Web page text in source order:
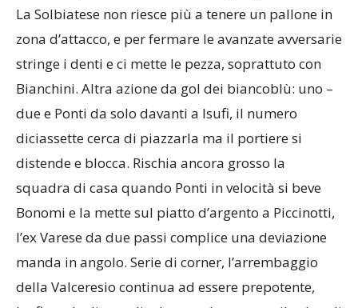
La Solbiatese non riesce più a tenere un pallone in
zona d’attacco, e per fermare le avanzate avversarie
stringe i denti e ci mette le pezza, soprattuto con
Bianchini. Altra azione da gol dei biancoblù: uno –
due e Ponti da solo davanti a Isufi, il numero
diciassette cerca di piazzarla ma il portiere si
distende e blocca. Rischia ancora grosso la
squadra di casa quando Ponti in velocità si beve
Bonomi e la mette sul piatto d’argento a Piccinotti,
l’ex Varese da due passi complice una deviazione
manda in angolo. Serie di corner, l’arrembaggio
della Valceresio continua ad essere prepotente,